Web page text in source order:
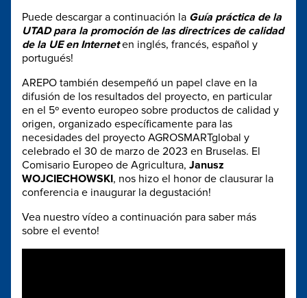
Puede descargar a continuación la Guía práctica de la
UTAD para la promoción de las directrices de calidad
de la UE en Interneten inglés, francés, español y
portugués!
AREPO también desempeñó un papel clave en la
difusión de los resultados del proyecto, en particular
en el 5º evento europeo sobre productos de calidad y
origen, organizado específicamente para las
necesidades del proyecto AGROSMARTglobal y
celebrado el 30 de marzo de 2023 en Bruselas. El
Comisario Europeo de Agricultura, Janusz
WOJCIECHOWSKI, nos hizo el honor de clausurar la
conferencia e inaugurar la degustación!
Vea nuestro vídeo a continuación para saber más
sobre el evento!